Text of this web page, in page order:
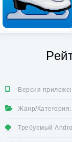
Версия
Жанр/Категория:
Требуемый